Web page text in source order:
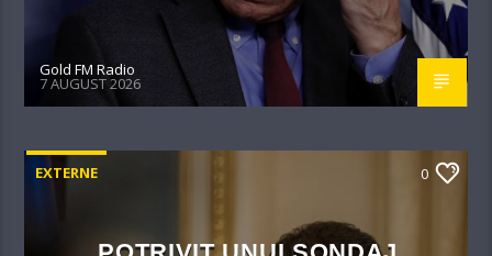
Gold FM Radio
7 AUGUST 2026
EXTERNE 0